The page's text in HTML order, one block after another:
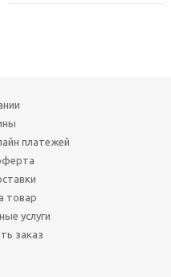
платежей
товар
услуги
заказ